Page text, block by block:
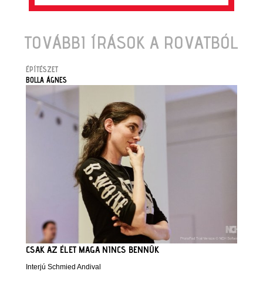
TOVÁBBI ÍRÁSOK A ROVATBÓL
ÉPÍTÉSZET
BOLLA ÁGNES
CSAK AZ ÉLET MAGA NINCS BENNÜK
Interjú Schmied Andival